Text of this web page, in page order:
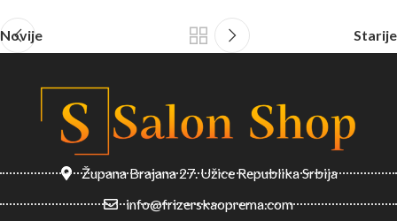
Novije Starije
Župana Brajana 27. Užice Republika Srbija
info@frizerskaoprema.com